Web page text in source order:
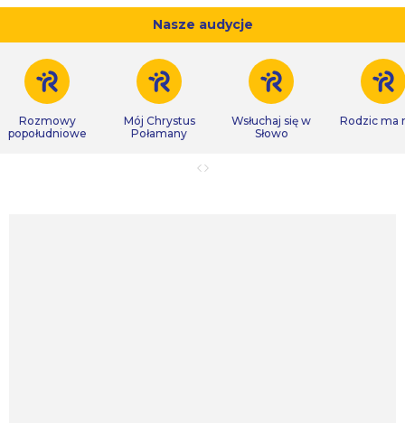
Nasze audycje
Rozmowy
popołudniowe
Mój Chrystus
Połamany
Wsłuchaj się w
Słowo
Rodzic ma